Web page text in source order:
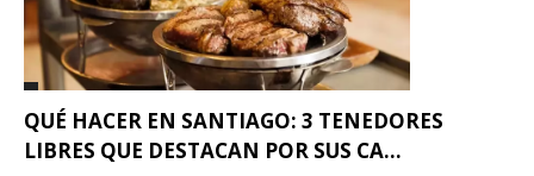
QUÉ HACER EN SANTIAGO: 3 TENEDORES
LIBRES QUE DESTACAN POR SUS CA...